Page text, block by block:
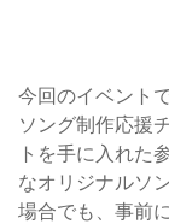
今回のイベント
ソング制作応援
トを手に入れた
なオリジナルソ
場合でも、事前